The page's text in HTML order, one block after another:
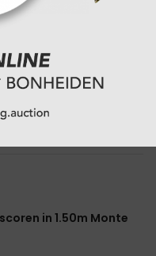
in 1.50m Monte